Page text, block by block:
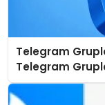
Telegram
Telegram